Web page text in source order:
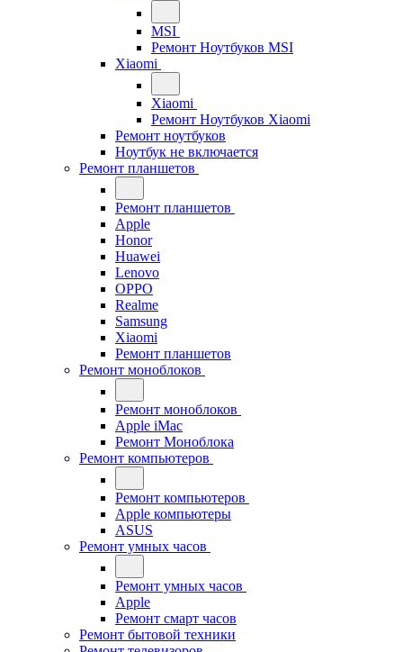
MSI
Ремонт Ноутбуков MSI
Xiaomi
Xiaomi
Ремонт Ноутбуков Xiaomi
Ремонт ноутбуков
Ноутбук не включается
Ремонт планшетов
Ремонт планшетов
Apple
Honor
Huawei
Lenovo
OPPO
Realme
Samsung
Xiaomi
Ремонт планшетов
Ремонт моноблоков
Ремонт моноблоков
Apple iMac
Ремонт Моноблока
Ремонт компьютеров
Ремонт компьютеров
Apple компьютеры
ASUS
Ремонт умных часов
Ремонт умных часов
Apple
Ремонт смарт часов
Ремонт бытовой техники